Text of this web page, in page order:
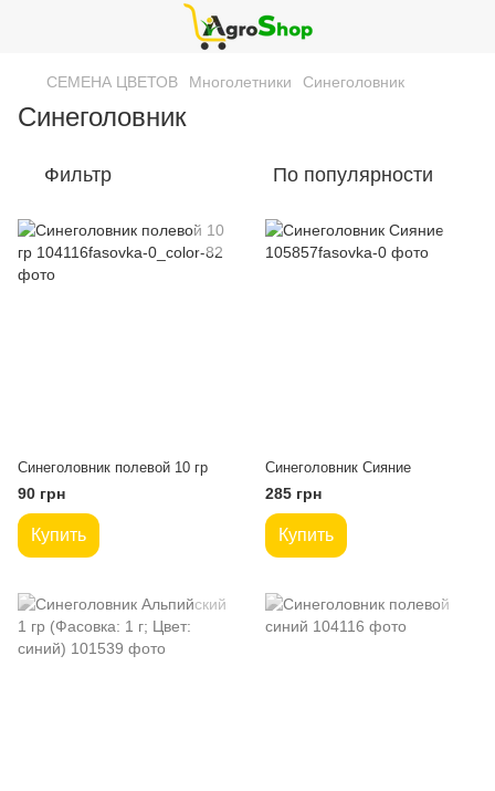
СЕМЕНА ЦВЕТОВ Многолетники Синеголовник
Синеголовник
Фильтр По популярности
Синеголовник полевой 10 гр
90 грн
Купить
Синеголовник Сияние
285 грн
Купить